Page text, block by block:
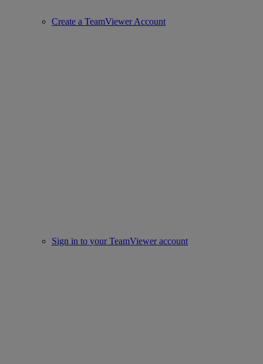
Create a TeamViewer Account
Sign in to your TeamViewer account